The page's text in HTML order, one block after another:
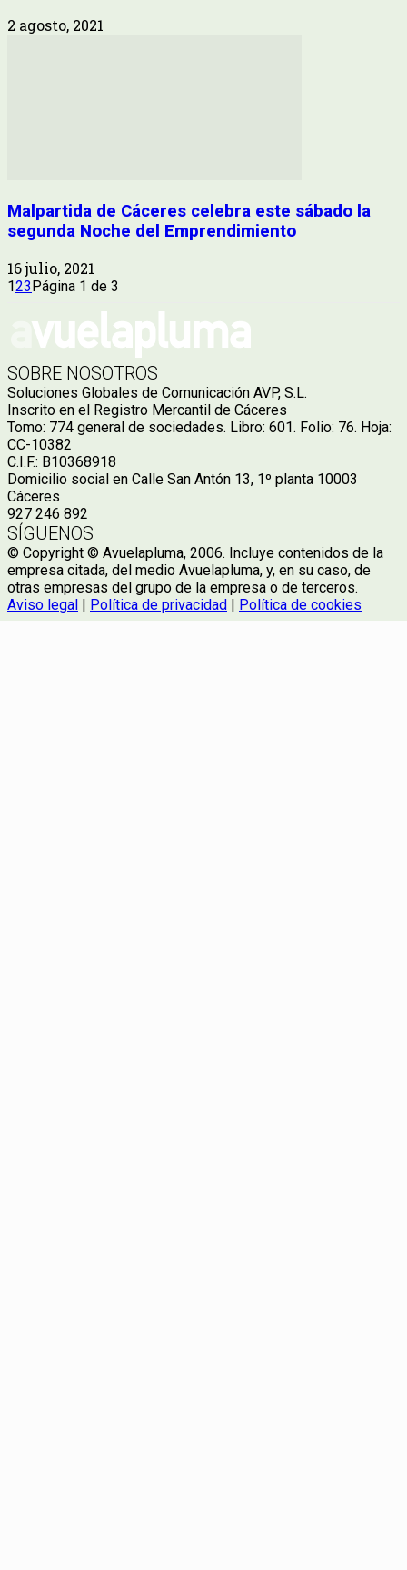
2 agosto, 2021
Malpartida de Cáceres celebra este sábado la
segunda Noche del Emprendimiento
16 julio, 2021
123Página 1 de 3
SOBRE NOSOTROS
Soluciones Globales de Comunicación AVP, S.L.
Inscrito en el Registro Mercantil de Cáceres
Tomo: 774 general de sociedades. Libro: 601. Folio: 76. Hoja:
CC-10382
C.I.F.: B10368918
Domicilio social en Calle San Antón 13, 1º planta 10003
Cáceres
927 246 892
SÍGUENOS
© Copyright © Avuelapluma, 2006. Incluye contenidos de la
empresa citada, del medio Avuelapluma, y, en su caso, de
otras empresas del grupo de la empresa o de terceros.
Aviso legal | Política de privacidad | Política de cookies